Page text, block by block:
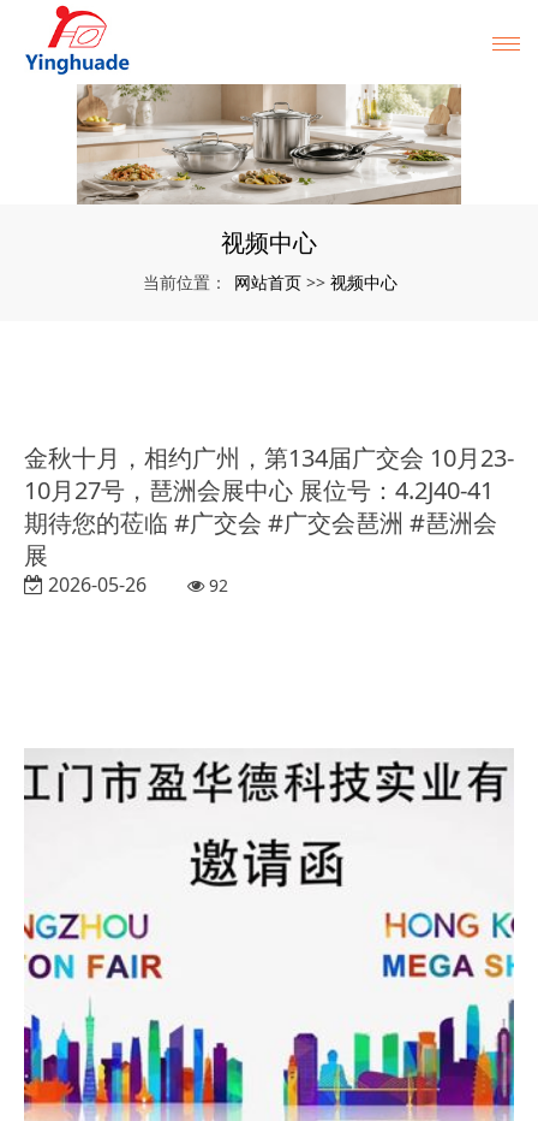
视频中心
当前位置： 网站首页 >> 视频中心
金秋十月，相约广州，第134届广交会 10月23-
10月27号，琶洲会展中心 展位号：4.2J40-41
期待您的莅临 #广交会 #广交会琶洲 #琶洲会
展
2026-05-26 92